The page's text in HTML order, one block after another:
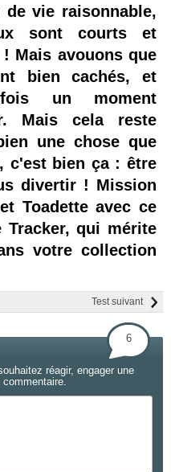
vie raisonnable,
sont courts et
Mais avouons que
bien cachés, et
un moment
Mais cela reste
une chose que
c'est bien ça : être
divertir ! Mission
Toadette avec ce
Tracker, qui mérite
votre collection
Test suivant
6
réagir, engager une